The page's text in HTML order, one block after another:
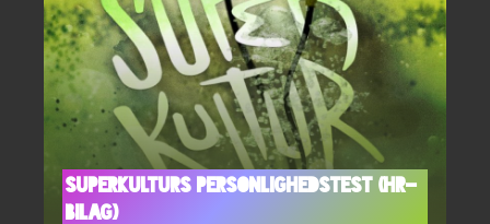
Superkulturs personlighedstest (HR-
bilag)